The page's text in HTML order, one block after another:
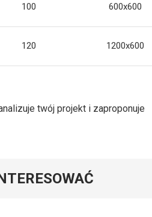
100 600x600
120 1200x600
twój projekt i zaproponuje